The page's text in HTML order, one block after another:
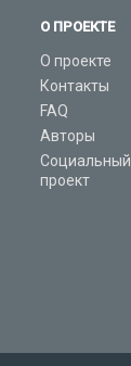
О ПРОЕКТЕ
О проекте
Контакты
FAQ
Авторы
Социальный
проект